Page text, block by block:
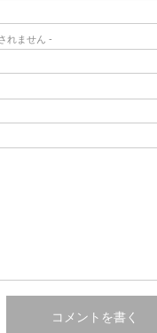
れません -